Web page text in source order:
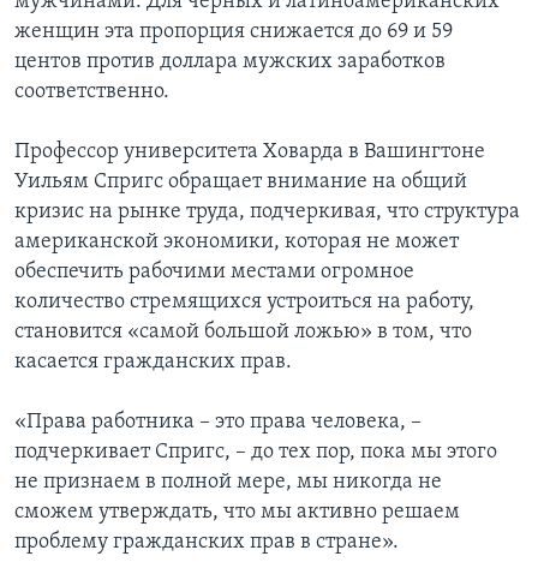
женщин эта пропорция снижается до 69 и 59
центов против доллара мужских заработков
соответственно.
Профессор университета Ховарда в Вашингтоне
Уильям Спригс обращает внимание на общий
кризис на рынке труда, подчеркивая, что структура
американской экономики, которая не может
обеспечить рабочими местами огромное
количество стремящихся устроиться на работу,
становится «самой большой ложью» в том, что
касается гражданских прав.
«Права работника – это права человека, –
подчеркивает Спригс, – до тех пор, пока мы этого
не признаем в полной мере, мы никогда не
сможем утверждать, что мы активно решаем
проблему гражданских прав в стране».